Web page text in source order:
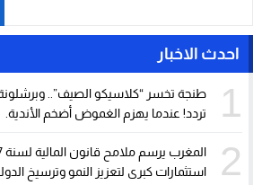
احدث الاخبار
1
طنجة تخسر “كلاسيكو الصيف”..
تردد! عندما يهزم الغموض أضخم الأندية.
2
استثمارات كبرى لتعزيز النمو وترسيخ